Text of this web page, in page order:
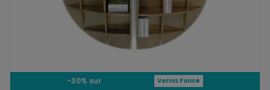
-30% sur Vernis Foncé